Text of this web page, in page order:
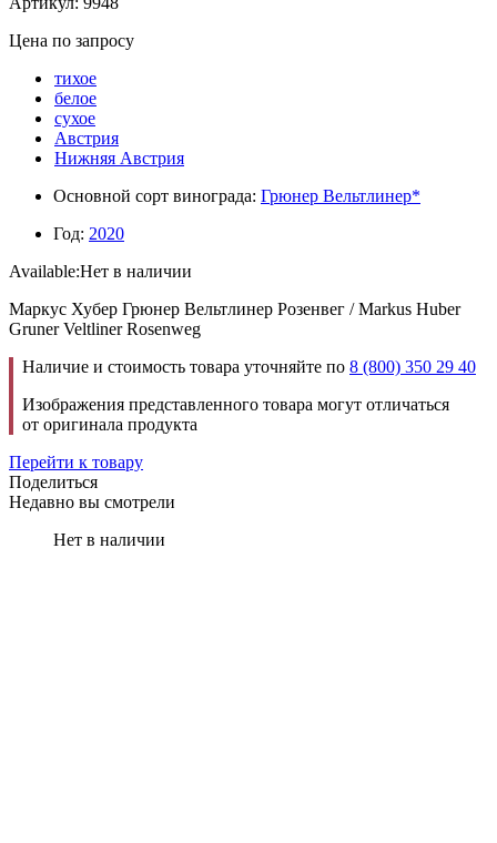
Цена по запросу
тихое
белое
сухое
Австрия
Нижняя Австрия
Основной сорт винограда: Грюнер Вельтлинер*
Год: 2020
Available:Нет в наличии
Маркус Хубер Грюнер Вельтлинер Розенвег / Markus Huber
Gruner Veltliner Rosenweg
Наличие и стоимость товара уточняйте по 8 (800) 350 29 40
Изображения представленного товара могут отличаться
от оригинала продукта
Перейти к товару
Поделиться
Недавно вы смотрели
Нет в наличии